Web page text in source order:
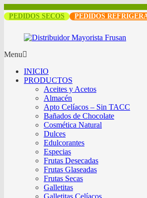
PEDIDOS SECOS PEDIDOS
Menu
INICIO
PRODUCTOS
Aceites y Acetos
Almacén
Apto Celíacos – Sin TACC
Bañados de Chocolate
Cosmética Natural
Dulces
Edulcorantes
Especias
Frutas Desecadas
Frutas Glaseadas
Frutas Secas
Galletitas
Galletitas Celíacos